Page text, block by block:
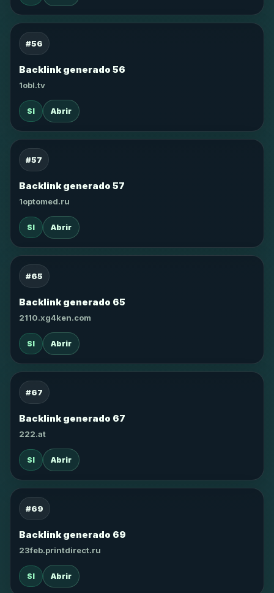
#56
Backlink generado 56
1obl.tv
SI Abrir
#57
Backlink generado 57
1optomed.ru
SI Abrir
#65
Backlink generado 65
2110.xg4ken.com
SI Abrir
#67
Backlink generado 67
222.at
SI Abrir
#69
Backlink generado 69
23feb.printdirect.ru
SI Abrir